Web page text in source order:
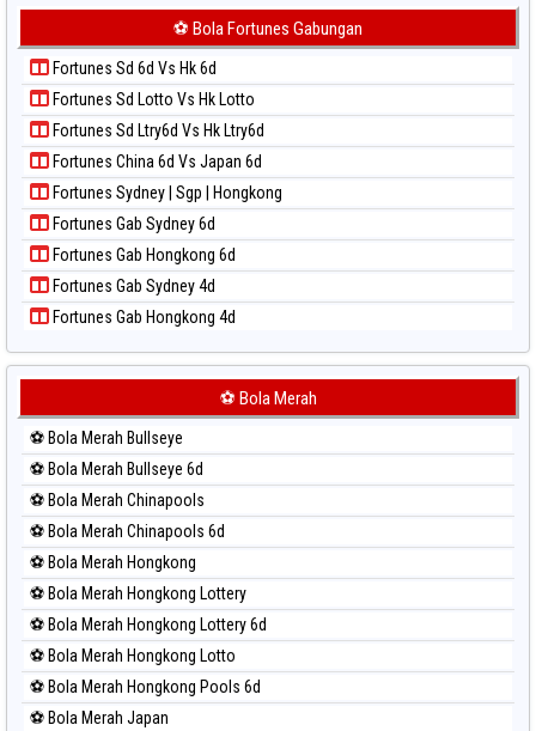
Paito Warna Sydney Lotto
Paito Warna Sydney Pools 6d
Paito Warna Taipei
Paito Warna Taiwan
Paito Harian Korea
Paito Harian Kuda Lari
Paito Harian Magnum Cambodia
Paito Harian Nagoya
Paito Harian New York Midday
Paito Harian North Carolina Day
Paito Harian Pcso
Paito Harian Pennsylvania Day
Paito Harian Sao Paulo
Paito Harian Singapore
Paito Harian Sydney
Paito Harian Sydney Lottery
Paito Harian Sydney Lottery 6d
Paito Harian Sydney Lotto
Paito Harian Sydney Pools 6d
Paito Harian Taipei
Paito Harian Taiwan
⚽ Bola Fortunes Gabungan
Fortunes Sd 6d Vs Hk 6d
Fortunes Sd Lotto Vs Hk Lotto
Fortunes Sd Ltry6d Vs Hk Ltry6d
Fortunes China 6d Vs Japan 6d
Fortunes Sydney | Sgp | Hongkong
Fortunes Gab Sydney 6d
Fortunes Gab Hongkong 6d
Fortunes Gab Sydney 4d
Fortunes Gab Hongkong 4d
⚽ Bola Merah
⚽ Bola Merah Bullseye
⚽ Bola Merah Bullseye 6d
⚽ Bola Merah Chinapools
⚽ Bola Merah Chinapools 6d
⚽ Bola Merah Hongkong
⚽ Bola Merah Hongkong Lottery
⚽ Bola Merah Hongkong Lottery 6d
⚽ Bola Merah Hongkong Lotto
⚽ Bola Merah Hongkong Pools 6d
⚽ Bola Merah Japan